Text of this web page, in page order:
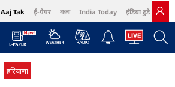
Aaj Tak ई-पेपर বাংলা India Today इंडिया टुडे हिंदी
Cosmopolitan Harper's Bazaar Northeast
हरियाणा